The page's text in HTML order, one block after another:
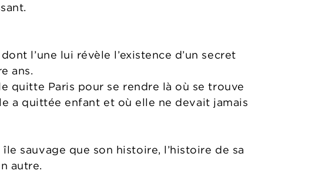
l’une lui révèle l’existence d’un secret
ans.
quitte Paris pour se rendre là où se trouve
a quittée enfant et où elle ne devait jamais
sauvage que son histoire, l’histoire de sa
autre.